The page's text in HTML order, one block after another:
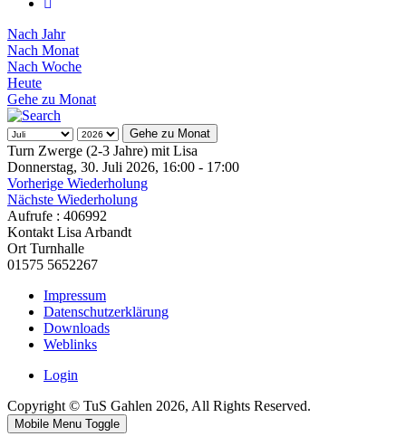
Nach Jahr
Nach Monat
Nach Woche
Heute
Gehe zu Monat
Gehe zu Monat
Turn Zwerge (2-3 Jahre) mit Lisa
Donnerstag, 30. Juli 2026, 16:00 - 17:00
Vorherige Wiederholung
Nächste Wiederholung
Aufrufe : 406992
Kontakt Lisa Arbandt
Ort Turnhalle
01575 5652267
Impressum
Datenschutzerklärung
Downloads
Weblinks
Login
Copyright © TuS Gahlen 2026, All Rights Reserved.
Mobile Menu Toggle